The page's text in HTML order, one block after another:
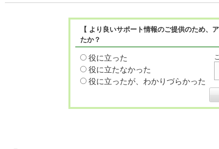
【 より良いサポート情報のご提供のため
たか？
役に立った
役に立たなかった
役に立ったが、わかりづらかった